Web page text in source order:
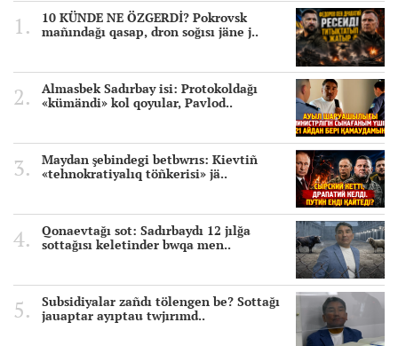
10 KÜNDE NE ÖZGERDİ? Pokrovsk
mañındağı qasap, dron soğısı jäne j..
Almasbek Sadırbay isi: Protokoldağı
«kümändi» kol qoyular, Pavlod..
Maydan şebindegi betbwrıs: Kievtiñ
«tehnokratiyalıq töñkerisi» jä..
Qonaevtağı sot: Sadırbaydı 12 jılğa
sottağısı keletinder bwqa men..
Subsidiyalar zañdı tölengen be? Sottağı
jauaptar ayıptau twjırımd..